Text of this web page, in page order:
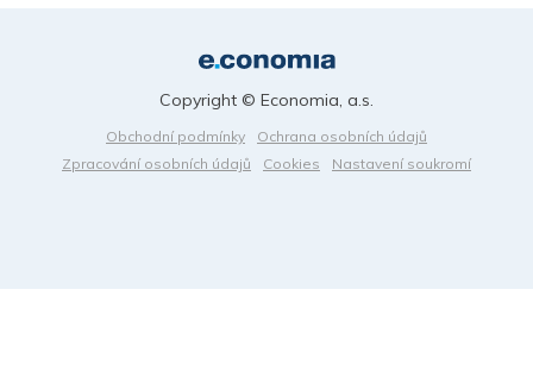
Obchodní podmínky
Ochrana osobních údajů
Zpracování osobních údajů
Cookies Nastavení soukromí
Copyright © Economia, a.s.